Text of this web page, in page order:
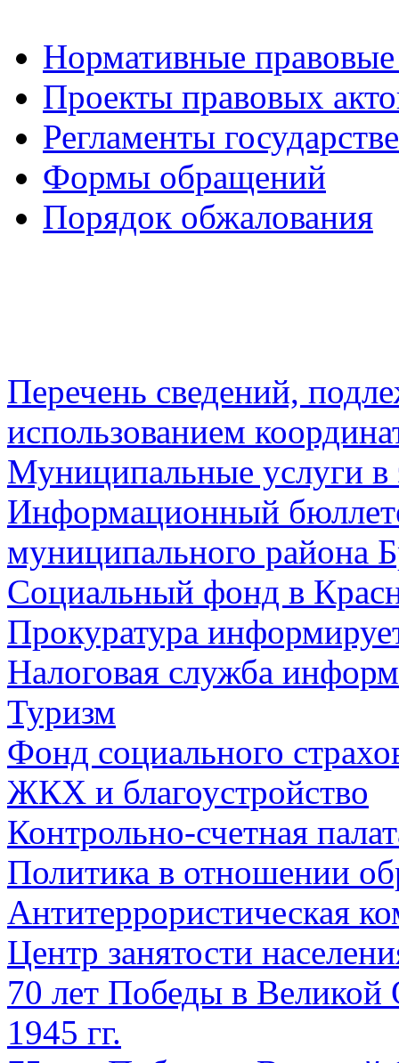
Нормативные
Проекты правовых
Регламенты
Формы обращений
Порядок обжалования
Перечень сведений,
использованием
Муниципальные услуги в
Информационный
муниципального района
Социальный фонд в
Прокуратура
Налоговая служба
Туризм
Фонд социального
ЖКХ и благоустройство
Контрольно-счетная
Политика в отношении
Антитеррористическая
Центр занятости
70 лет Победы в Великой
1945 гг.